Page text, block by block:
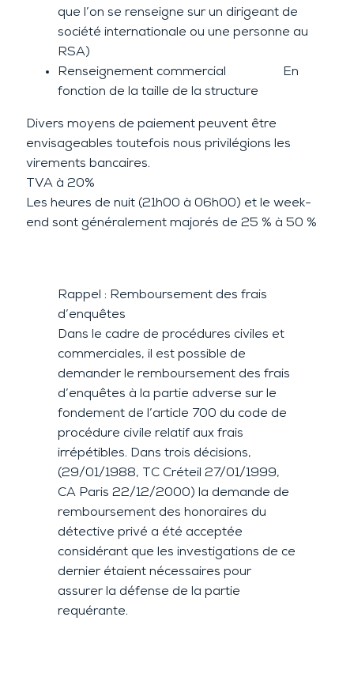
que l’on se renseigne sur un dirigeant de
société internationale ou une personne au
RSA)
Renseignement commercial En
fonction de la taille de la structure
Divers moyens de paiement peuvent être
envisageables toutefois nous privilégions les
virements bancaires.
TVA à 20%
Les heures de nuit (21h00 à 06h00) et le week-
end sont généralement majorés de 25 % à 50 %
Rappel : Remboursement des frais
d’enquêtes
Dans le cadre de procédures civiles et
commerciales, il est possible de
demander le remboursement des frais
d’enquêtes à la partie adverse sur le
fondement de l’article 700 du code de
procédure civile relatif aux frais
irrépétibles. Dans trois décisions,
(29/01/1988, TC Créteil 27/01/1999,
CA Paris 22/12/2000) la demande de
remboursement des honoraires du
détective privé a été acceptée
considérant que les investigations de ce
dernier étaient nécessaires pour
assurer la défense de la partie
requérante.